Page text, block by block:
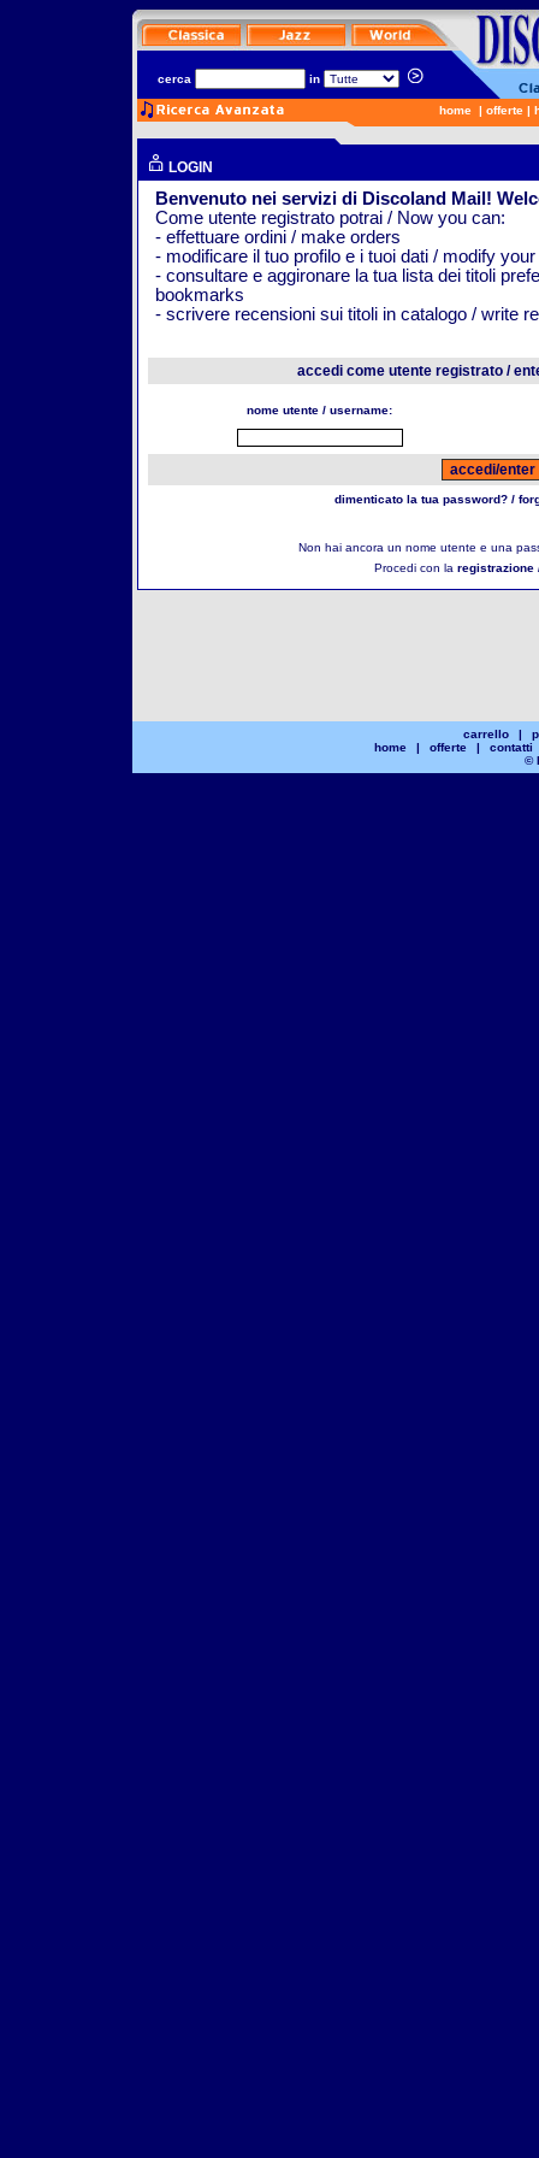
cerca in
home | offerte |
LOGIN
Benvenuto nei servizi di Discoland Mail!
Come utente registrato potrai / Now you can:
- effettuare ordini / make orders
- modificare il tuo profilo e i tuoi dati / modify your
- consultare e aggironare la tua lista dei titoli
bookmarks
- scrivere recensioni sui titoli in catalogo / write
accedi come utente registrato /
nome utente / username:
dimenticato la tua password? /
Non hai ancora un nome utente e una
Procedi con la registrazione
carrello |
home
| offerte |
contatti
©